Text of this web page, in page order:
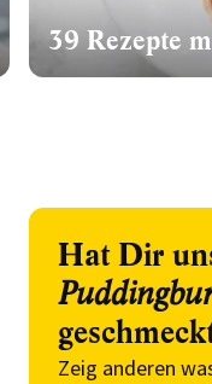
39 Rezepte
Hat Dir
Zeig anderen